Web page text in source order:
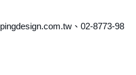
、02-8773-98